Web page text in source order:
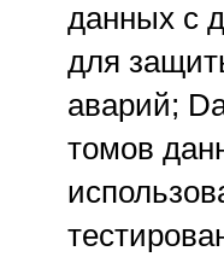
данных с
для
аварий;
томов